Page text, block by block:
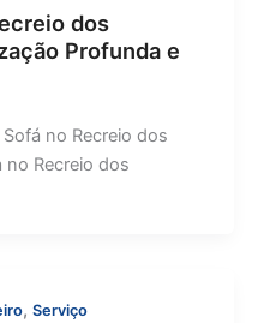
dos
Profunda e
no Recreio dos
no Recreio dos
, Serviço